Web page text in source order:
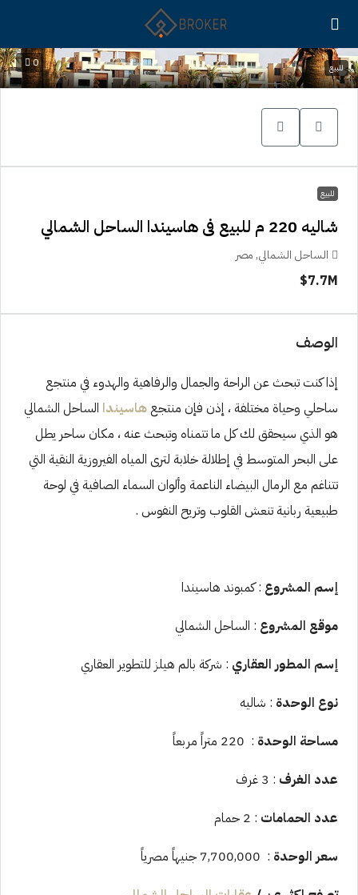
0 للبيع
للبيع
شاليه 220 م للبيع فى هاسيندا الساحل الشمالي
الساحل الشمالي, مصر
7.7M$
الوصف
إذا كنت تبحث عن الراحة والجمال والرفاهية والهدوء في منتجع
ساحلي وحياة مختلفة ، إذن فإن منتجعهاسيندا الساحل الشمالي
هو الذي سيحقق لك كل ما تتمناه وتبحث عنه ، مكان ساحر يطل
على البحر المتوسط في إطلالة خلابة لترى المياه الفيروزية النقية التي
تتناغم مع الرمال البيضاء الناعمة وألوان السماء الصافية في لوحة
طبيعية ربانية تنعش القلوب وتريح النفوس .
إسم المشروع : كمبوند هاسيندا
موقع المشروع : الساحل الشمالي
إسم المطور العقاري : شركة بالم هيلز للتطوير العقاري
نوع الوحدة : شاليه
مساحة الوحدة : 220 متراً مربعاً
عدد الغرف : 3 غرف
عدد الحمامات : 2 حمام
سعر الوحدة : 7,700,000 جنيهاً مصرياً